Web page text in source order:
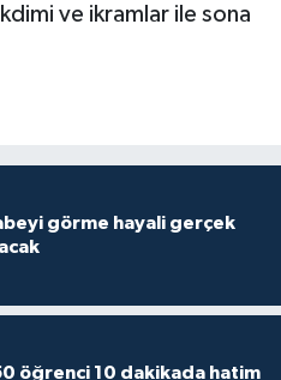
ve ikramlar ile sona
görme hayali gerçek
öğrenci 10 dakikada hatim